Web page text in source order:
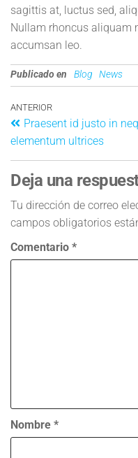
sagittis at, luctus sed,
Nullam rhoncus aliquam
accumsan leo.
Publicado en Blog News
ANTERIOR
Praesent id justo in
elementum ultrices
Deja una
Tu dirección de correo
campos obligatorios
Comentario *
Nombre *